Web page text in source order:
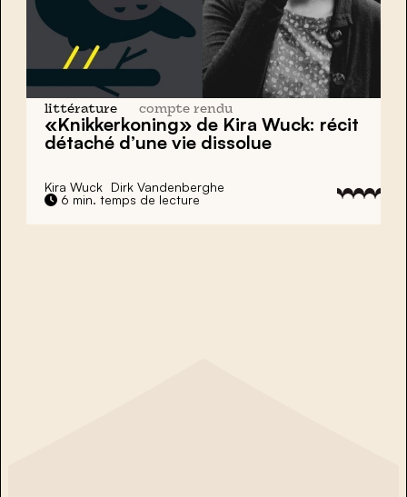
littérature compte rendu
«Knikkerkoning» de Kira Wuck: récit
détaché d’une vie dissolue
Kira Wuck Dirk Vandenberghe
6 min. temps de lecture